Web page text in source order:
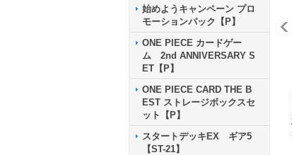
始めようキャンペーン プロ
モーションパック【P】
ONE PIECE カードゲー
ム 2nd ANNIVERSARY S
ET【P】
ONE PIECE CARD THE B
EST ストレージボックスセ
ット【P】
スタートデッキEX ギア5
【ST-21】